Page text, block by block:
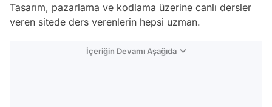
Tasarım, pazarlama ve kodlama üzerine canlı dersler
veren sitede ders verenlerin hepsi uzman.
İçeriğin Devamı Aşağıda